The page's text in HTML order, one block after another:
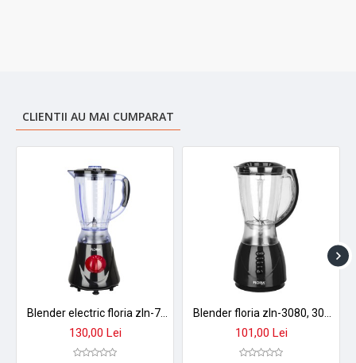
CLIENTII AU MAI CUMPARAT
130,00 Lei 101,00 Lei